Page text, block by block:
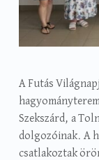
A Futás
Szekszárd, a
dolgozóinak. A
csatlakoztak